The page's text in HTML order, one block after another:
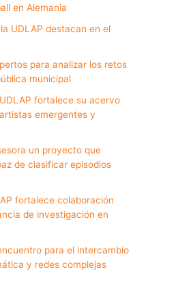
en Alemania
UDLAP destacan en el
para analizar los retos
municipal
fortalece su acervo
emergentes y
un proyecto que
de clasificar episodios
fortalece colaboración
de investigación en
para el intercambio
y redes complejas